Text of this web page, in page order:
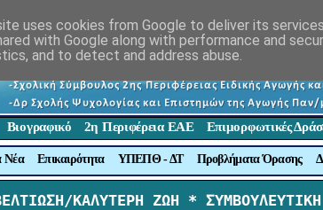
Βιογραφικό 2η Περιφέρεια ΕΑΕ Επιμορφωτικές
Νέα Επικαιρότητα ΥΠΕΠΘ - ΔΤ Προβλήματα Όρασης
ΚΑΛΥΤΕΡΗ ΖΩΗ *
uses cookies from Google to deliver its
with Google along with performance and
and to detect and address abuse.